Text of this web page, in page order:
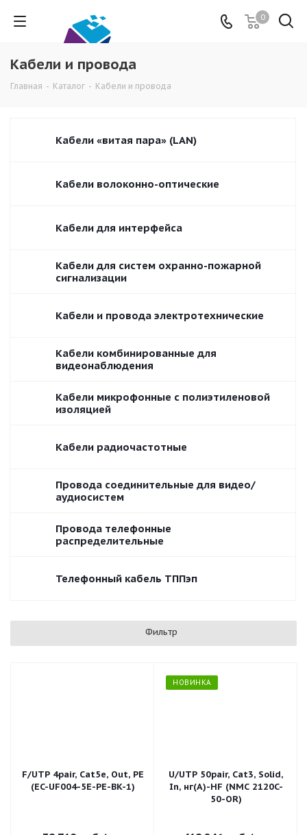
0
Кабели и провода
Главная - Каталог - Кабели и провода
Кабели «витая пара» (LAN)
Кабели волоконно-оптические
Кабели для интерфейса
Кабели для систем охранно-пожарной
сигнализации
Кабели и провода электротехнические
Кабели комбинированные для
видеонаблюдения
Кабели микрофонные с полиэтиленовой
изоляцией
Кабели радиочастотные
Провода соединительные для видео/
аудиосистем
Провода телефонные
распределительные
Телефонный кабель ТППэп
Фильтр
F/UTP 4pair, Cat5e, Out, PE
(EC-UF004-5E-PE-BK-1)
НОВИНКА
U/UTP 50pair, Cat3, Solid,
In, нг(А)-HF (NMC 2120C-
50-OR)